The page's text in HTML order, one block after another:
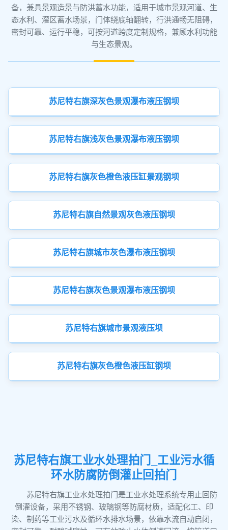
备，兼具景观造景与防洪蓄水功能，适用于城市景观河道、生
态水利、灌区蓄水场景，门体绕底轴翻转，行洪通畅无阻碍，
密封可靠、运行平稳，可按河道跨度定制规格，兼顾水利功能
与生态景观。
苏尼特右旗深灰色景观瀑布液压钢坝
苏尼特右旗浅灰色景观瀑布液压钢坝
苏尼特右旗灰色橙色液压缸景观钢坝
苏尼特右旗自然景观灰色液压钢坝
苏尼特右旗城市灰色瀑布液压钢坝
苏尼特右旗灰色景观瀑布液压钢坝
苏尼特右旗城市景观液压坝
苏尼特右旗灰色橙色液压缸钢坝
苏尼特右旗工业水处理拍门_工业污水循
环水防腐防倒灌止回拍门
苏尼特右旗工业水处理拍门是工业水处理系统专用止回防
倒灌设备，采用不锈钢、玻璃钢等防腐材质，适配化工、印
染、制药等工业污水及循环水排水场景，依靠水流自动启闭，